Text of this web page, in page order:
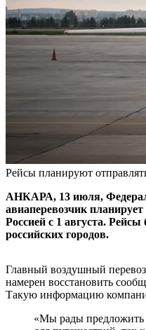
Рейсы планируют
АНКАРА, 13 июля,
авиаперевозчик
Россией с 1 августа. Рейсы
российских городов.
Главный воздушный
намерен восстановить
Такую информацию
«Мы рады предложить